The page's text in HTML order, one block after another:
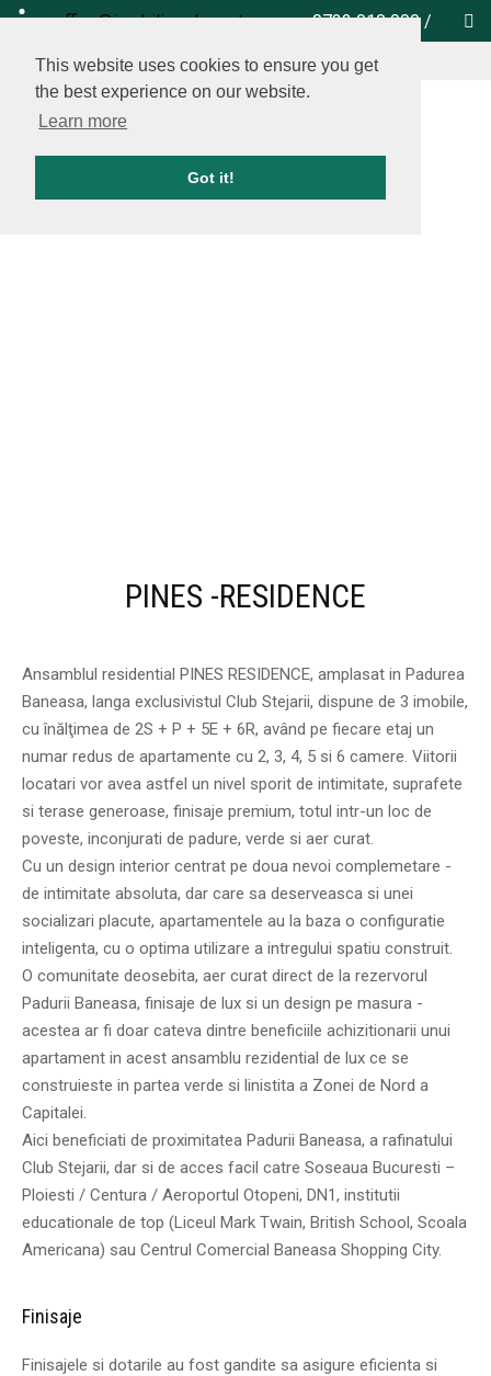
This website uses cookies to ensure you get
the best experience on our website.
Learn more
Got it!
0732 010 000 /
office@imobiliare-herastrau.ro
vezi pe harta
PINES -RESIDENCE
Ansamblul residential PINES RESIDENCE, amplasat in Padurea
Baneasa, langa exclusivistul Club Stejarii, dispune de 3 imobile,
cu înălţimea de 2S + P + 5E + 6R, având pe fiecare etaj un
numar redus de apartamente cu 2, 3, 4, 5 si 6 camere. Viitorii
locatari vor avea astfel un nivel sporit de intimitate, suprafete
si terase generoase, finisaje premium, totul intr-un loc de
poveste, inconjurati de padure, verde si aer curat.
Cu un design interior centrat pe doua nevoi complemetare -
de intimitate absoluta, dar care sa deserveasca si unei
socializari placute, apartamentele au la baza o configuratie
inteligenta, cu o optima utilizare a intregului spatiu construit.
O comunitate deosebita, aer curat direct de la rezervorul
Padurii Baneasa, finisaje de lux si un design pe masura -
acestea ar fi doar cateva dintre beneficiile achizitionarii unui
apartament in acest ansamblu rezidential de lux ce se
construieste in partea verde si linistita a Zonei de Nord a
Capitalei.
Aici beneficiati de proximitatea Padurii Baneasa, a rafinatului
Club Stejarii, dar si de acces facil catre Soseaua Bucuresti –
Ploiesti / Centura / Aeroportul Otopeni, DN1, institutii
educationale de top (Liceul Mark Twain, British School, Scoala
Americana) sau Centrul Comercial Baneasa Shopping City.
Finisaje
Finisajele si dotarile au fost gandite sa asigure eficienta si